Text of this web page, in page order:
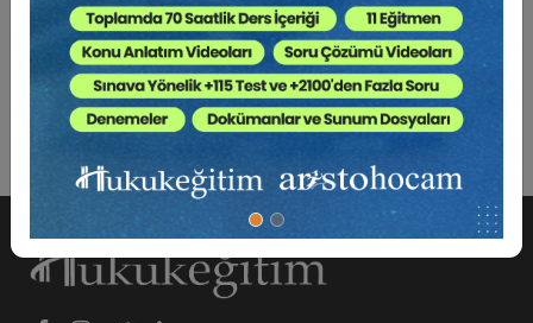
işlemi yapılmasına sebebiyet verme” suçu yer
almaktadır. Çalışmalarda konu anlatımına yer verilmemiş
sadece kısaca BAM ve Yargıtay kararları derlenmiştir.